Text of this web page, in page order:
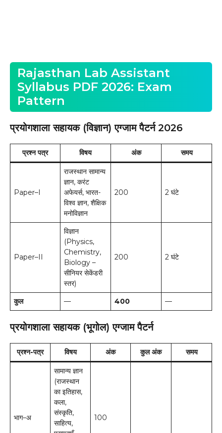
Rajasthan Lab Assistant
Syllabus PDF 2026: Exam
Pattern
प्रयोगशाला सहायक (विज्ञान) एग्जाम पैटर्न 2026
प्रश्न पत्र विषय अंक समय
Paper–I
राजस्थान सामान्य
ज्ञान, करंट
अफेयर्स, भारत-
विश्व ज्ञान, शैक्षिक
मनोविज्ञान
200 2 घंटे
Paper–II
विज्ञान
(Physics,
Chemistry,
Biology –
सीनियर सेकेंडरी
स्तर)
200 2 घंटे
कुल — 400 —
प्रयोगशाला सहायक (भूगोल) एग्जाम पैटर्न
प्रश्न-पत्र विषय अंक कुल अंक समय
भाग–अ
सामान्य ज्ञान
(राजस्थान
का इतिहास,
कला,
संस्कृति,
साहित्य,
100